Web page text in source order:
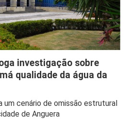
investigação sobre
qualidade da água da
um cenário de omissão estrutural
de Anguera